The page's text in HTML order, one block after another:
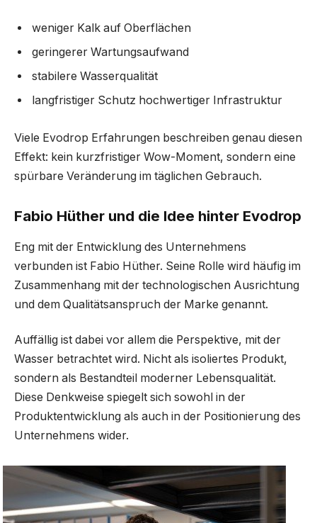
weniger Kalk auf Oberflächen
geringerer Wartungsaufwand
stabilere Wasserqualität
langfristiger Schutz hochwertiger Infrastruktur
Viele Evodrop Erfahrungen beschreiben genau diesen
Effekt: kein kurzfristiger Wow-Moment, sondern eine
spürbare Veränderung im täglichen Gebrauch.
Fabio Hüther und die Idee hinter Evodrop
Eng mit der Entwicklung des Unternehmens
verbunden ist Fabio Hüther. Seine Rolle wird häufig im
Zusammenhang mit der technologischen Ausrichtung
und dem Qualitätsanspruch der Marke genannt.
Auffällig ist dabei vor allem die Perspektive, mit der
Wasser betrachtet wird. Nicht als isoliertes Produkt,
sondern als Bestandteil moderner Lebensqualität.
Diese Denkweise spiegelt sich sowohl in der
Produktentwicklung als auch in der Positionierung des
Unternehmens wider.